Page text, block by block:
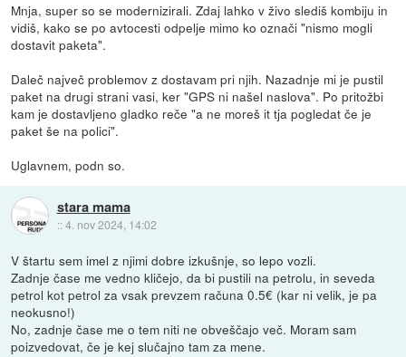
Mnja, super so se modernizirali. Zdaj lahko v živo slediš kombiju in
vidiš, kako se po avtocesti odpelje mimo ko označi "nismo mogli
dostavit paketa".
Daleč največ problemov z dostavam pri njih. Nazadnje mi je pustil
paket na drugi strani vasi, ker "GPS ni našel naslova". Po pritožbi
kam je dostavljeno gladko reče "a ne moreš it tja pogledat če je
paket še na polici".
Uglavnem, podn so.
stara mama
::4. nov 2024, 14:02
V štartu sem imel z njimi dobre izkušnje, so lepo vozli.
Zadnje čase me vedno kličejo, da bi pustili na petrolu, in seveda
petrol kot petrol za vsak prevzem računa 0.5€ (kar ni velik, je pa
neokusno!)
No, zadnje čase me o tem niti ne obveščajo več. Moram sam
poizvedovat, če je kej slučajno tam za mene.